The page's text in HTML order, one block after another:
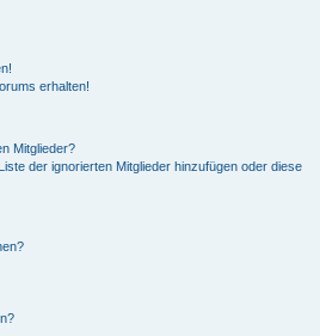
erhalten!
Mitglieder?
der ignorierten Mitglieder hinzufügen oder diese